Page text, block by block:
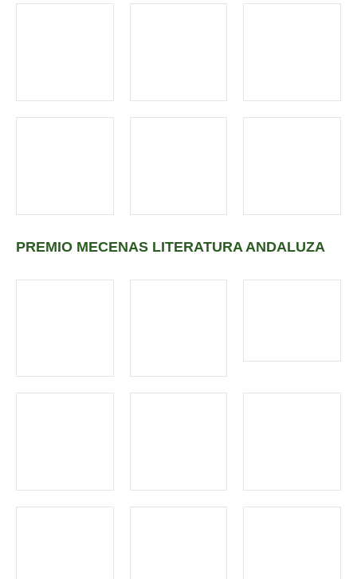
PREMIO MECENAS LITERATURA ANDALUZA